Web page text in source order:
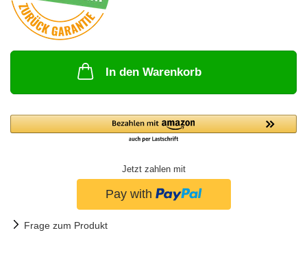
In den Warenkorb
Jetzt zahlen mit
Frage zum Produkt